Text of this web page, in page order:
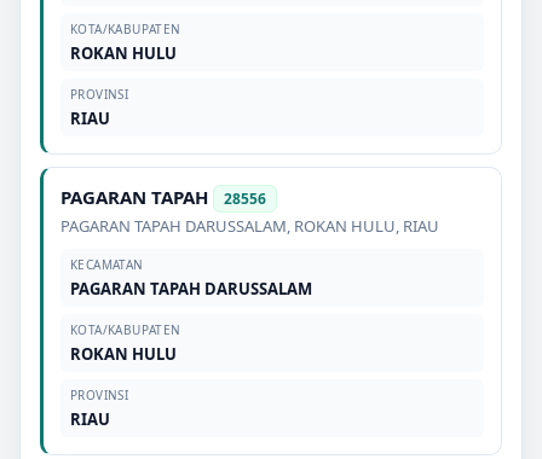
KOTA/KABUPATEN
ROKAN HULU
PROVINSI
RIAU
PAGARAN TAPAH 28556
PAGARAN TAPAH DARUSSALAM, ROKAN HULU, RIAU
KECAMATAN
PAGARAN TAPAH DARUSSALAM
KOTA/KABUPATEN
ROKAN HULU
PROVINSI
RIAU